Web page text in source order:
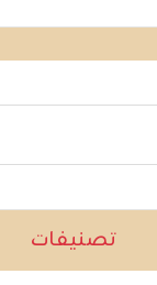
تصنيفات